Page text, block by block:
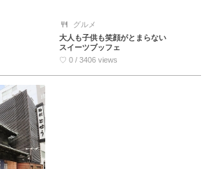
グルメ
大人も子供も笑顔がとまらない
スイーツブッフェ
♡ 0 / 3406 views